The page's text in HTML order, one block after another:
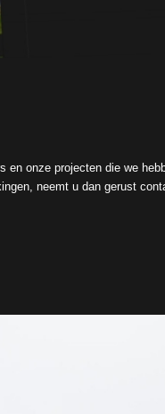
en onze projecten die we
neemt u dan gerust